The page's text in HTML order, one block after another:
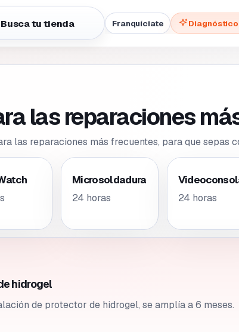
Busca tu tienda Franquíciate
las reparaciones
las reparaciones más frecuentes, para que sepas
Microsoldadura
24 horas 24 horas
hidrogel
de protector de hidrogel, se amplía a 6 meses.